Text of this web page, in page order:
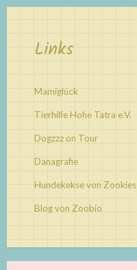
Links
Mamiglück
Tierhilfe Hohe Tatra e.V.
Dogzzz on Tour
Danagrafie
Hundekekse von Zookies
Blog von Zoobio